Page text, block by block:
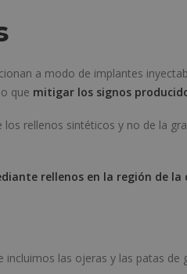
a modo de implantes
que mitigar los signos
rellenos sintéticos y no de la
rellenos en la región de la
incluimos las ojeras y las patas de